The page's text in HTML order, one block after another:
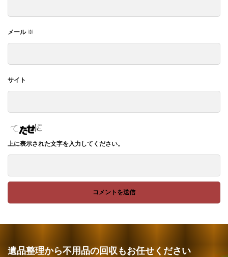
メール ※
サイト
上に表示された文字を入力してください。
遺品整理から不用品の回収もお任せください